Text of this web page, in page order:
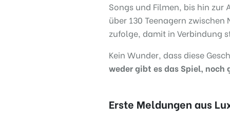
Songs und Filmen, bis hin zur
über 130 Teenagern
zufolge, damit in Verbindung
Kein Wunder, dass diese
weder gibt es das Spiel,
Erste Meldungen aus